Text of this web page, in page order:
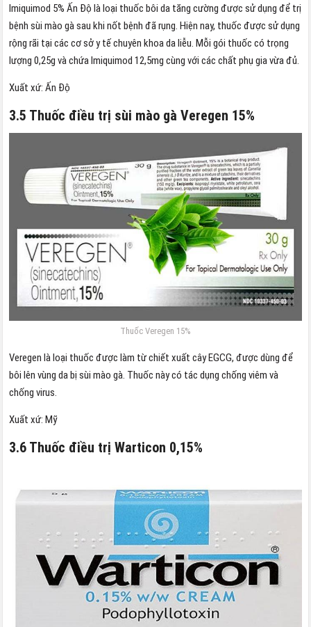
Imiquimod 5% Ấn Độ là loại thuốc bôi da tăng cường được sử dụng để trị
bệnh sùi mào gà sau khi nốt bệnh đã rụng. Hiện nay, thuốc được sử dụng
rộng rãi tại các cơ sở y tế chuyên khoa da liễu. Mỗi gói thuốc có trọng
lượng 0,25g và chứa Imiquimod 12,5mg cùng với các chất phụ gia vừa đủ.
Xuất xứ: Ấn Độ
3.5 Thuốc điều trị sùi mào gà Veregen 15%
Thuốc Veregen 15%
Veregen là loại thuốc được làm từ chiết xuất cây EGCG, được dùng để
bôi lên vùng da bị sùi mào gà. Thuốc này có tác dụng chống viêm và
chống virus.
Xuất xứ: Mỹ
3.6 Thuốc điều trị Warticon 0,15%